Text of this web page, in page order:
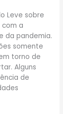
Leve sobre
a
da pandemia.
somente
torno de
Alguns
de